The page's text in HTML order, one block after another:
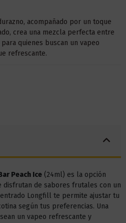
acompañado por un toque
crea una mezcla perfecta entre
quienes buscan un vapeo
refrescante.
Peach Ice(24ml) es la opción
disfrutan de sabores frutales con un
Longfill te permite ajustar tu
según tus preferencias. Una
un vapeo refrescante y